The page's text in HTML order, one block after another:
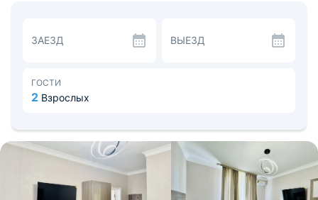
Поблизости расположен продуктовый магазин.
Рядом расположен пляж, парк «Золотая рыбка»,
Расстояние до аэропорта Махачкала 107 км.
ЗАЕЗД ВЫЕЗД
ГОСТИ
2 Взрослых